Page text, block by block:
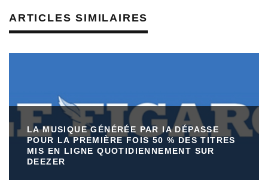
ARTICLES SIMILAIRES
LA MUSIQUE GÉNÉRÉE PAR IA DÉPASSE
POUR LA PREMIÈRE FOIS 50 % DES TITRES
MIS EN LIGNE QUOTIDIENNEMENT SUR
DEEZER